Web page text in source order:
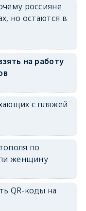
россияне
но остаются в
на работу
с пляжей
по
женщину
QR-коды на